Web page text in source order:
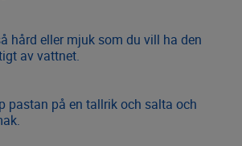
hård eller mjuk som du vill ha den
av vattnet.
pastan på en tallrik och salta och